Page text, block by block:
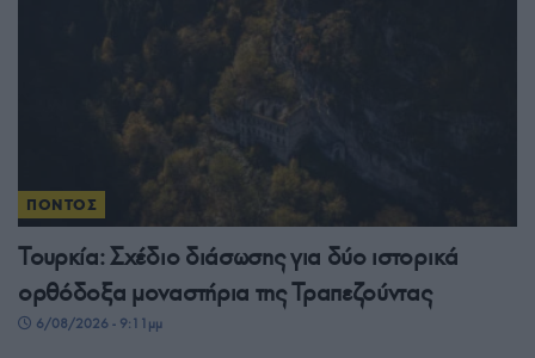
ΠΟΝΤΟΣ
Τουρκία: Σχέδιο διάσωσης για δύο ιστορικά
ορθόδοξα μοναστήρια της Τραπεζούντας
6/08/2026 - 9:11μμ